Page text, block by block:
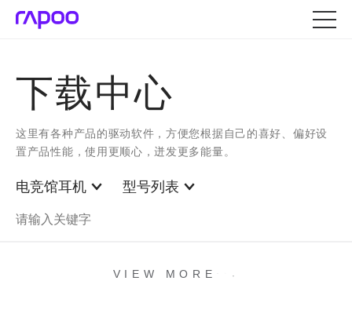
下载中心
这里有各种产品的驱动软件，方便您根据自己的喜好、偏好设
置产品性能，使用更顺心，迸发更多能量。
电竞馆耳机 型号列表
VIEW MORE